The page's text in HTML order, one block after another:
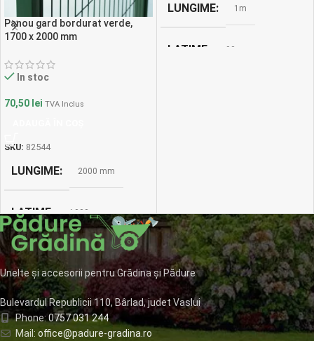
Panou gard bordurat verde,
1700 x 2000 mm
In stoc
70,50 lei TVA Inclus
SKU: 82544
LUNGIME 2000 mm
LATIME 1000 mm
LUNGIME 1m
LATIME 90mm
Unelte și accesorii pentru Grădina și Pădure
Bulevardul Republicii 110, Bârlad, judet Vaslui
Phone:0757 031 244
Mail: office@padure-gradina.ro